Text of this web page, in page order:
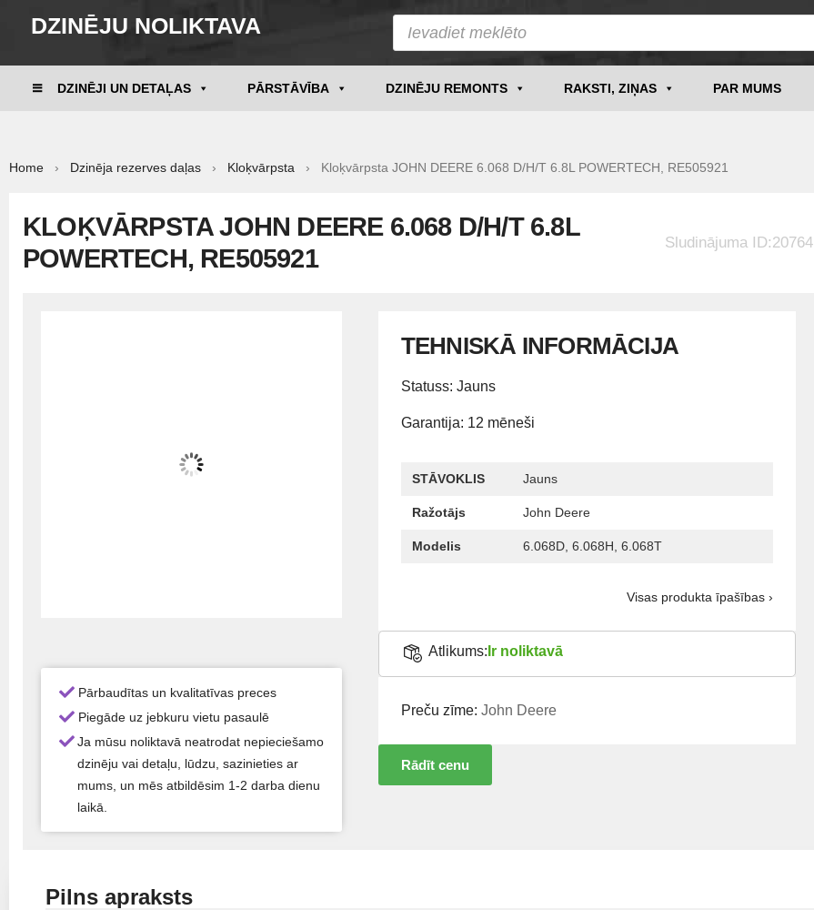
DZINĒJU NOLIKTAVA
DZINĒJI UN DETAĻAS PĀRSTĀVĪBA DZINĒJU REMONTS RAKSTI, ZIŅAS PAR MUMS
Home › Dzinēja rezerves daļas › Kloķvārpsta › Kloķvārpsta JOHN DEERE 6.068 D/H/T 6.8L POWERTECH, RE505921
KLOĶVĀRPSTA JOHN DEERE 6.068 D/H/T 6.8L
POWERTECH, RE505921
Sludinājuma ID:20764
Pārbaudītas un kvalitatīvas preces
Piegāde uz jebkuru vietu pasaulē
Ja mūsu noliktavā neatrodat nepieciešamo
dzinēju vai detaļu, lūdzu, sazinieties ar
mums, un mēs atbildēsim 1-2 darba dienu
laikā.
TEHNISKĀ INFORMĀCIJA
Statuss: Jauns
Garantija: 12 mēneši
STĀVOKLIS Jauns
Ražotājs John Deere
Modelis 6.068D, 6.068H, 6.068T
Visas produkta īpašības ›
Atlikums: Ir noliktavā
Preču zīme: John Deere
Rādīt cenu
Pilns apraksts